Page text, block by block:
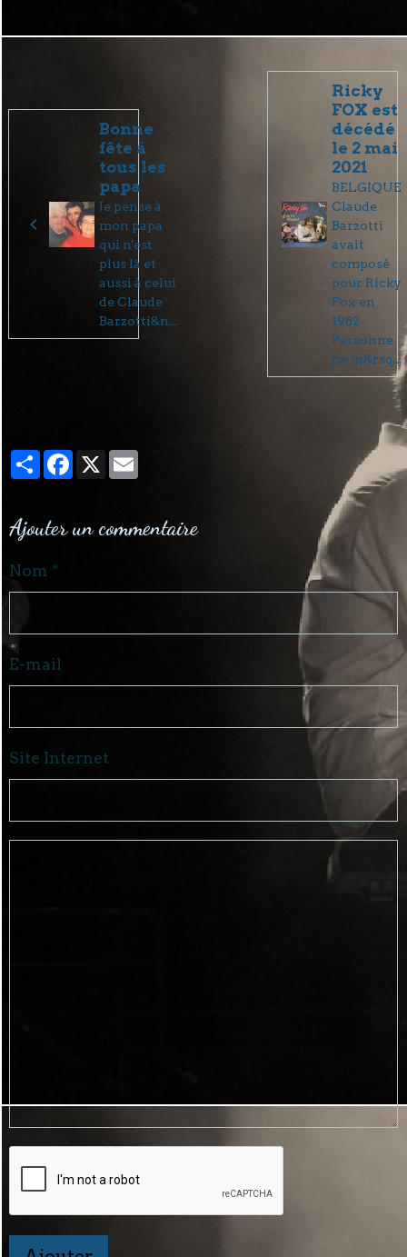
Bonne
fête à
tous les
papa
Je pense à
mon papa
qui n'est
plus là et
aussi à celui
de Claude
Barzotti&n...
Ricky
FOX est
décédé
le 2 mai
2021
BELGIQUE
Claude
Barzotti
avait
composé
pour Ricky
Fox en
1982
Personne
ne m&rsq...
PartagerFacebook
X
Ajouter un commentaire
Nom
E-mail
Site Internet